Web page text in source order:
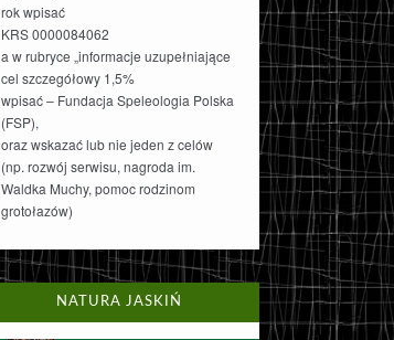
rok wpisać
KRS 0000084062
a w rubryce „informacje uzupełniające
cel szczegółowy 1,5%
wpisać – Fundacja Speleologia Polska
(FSP),
oraz wskazać lub nie jeden z celów
(np. rozwój serwisu, nagroda im.
Waldka Muchy, pomoc rodzinom
grotołazów)
NATURA JASKIŃ